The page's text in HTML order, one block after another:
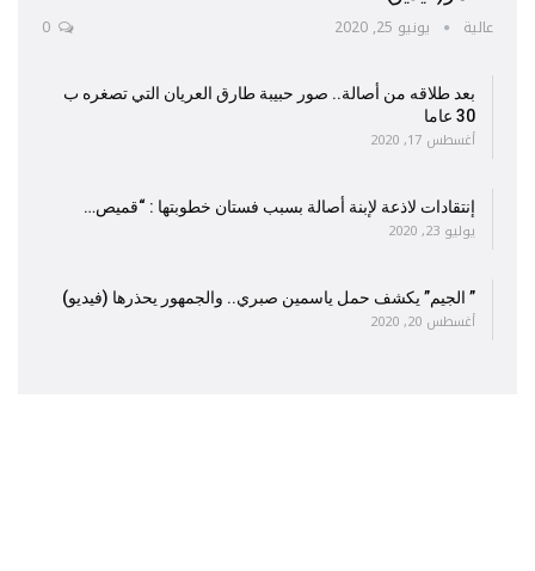
عالية يونيو 25, 2020
بعد طلاقه من أصالة.. صور حبيبة طارق العريان التي تصغره ب
30 عاما
أغسطس 17, 2020
إنتقادات لاذعة لإبنة أصالة بسبب فستان خطوبتها : “قميص…
يوليو 23, 2020
” الجيم” يكشف حمل ياسمين صبري.. والجمهور يحذرها (فيديو)
أغسطس 20, 2020